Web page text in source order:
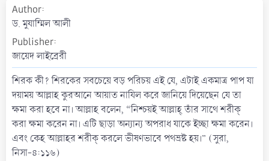
Author
ড. মুযাম্মিল আলী
Publisher
জায়েদ লাইব্রেরী
শিরক কী? শিরকের সবচেয়ে বড় পরিচয় এই যে, এটাই একমাত্র পাপ যা
দয়াময় আল্লাহ কুরআনে আয়াত নাযিল করে জানিয়ে দিয়েছেন যে তা
ক্ষমা করা হবে না। আল্লাহ বলেন, “নিশ্চয়ই আল্লাহ্ তাঁর সাথে শরীক্
করা ক্ষমা করেন না। এটি ছাড়া অন্যান্য অপরাধ যাকে ইচ্ছা ক্ষমা করেন।
এবং কেহ আল্লাহর শরীক্ করলে ভীষণভাবে পথভ্রষ্ট হয়।” (সুরা,
নিসা-৪:১১৬)